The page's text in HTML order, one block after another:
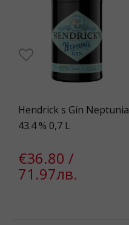
Hendrick s Gin Neptunia
43.4 % 0,7 L
€36.80 /
71.97лв.